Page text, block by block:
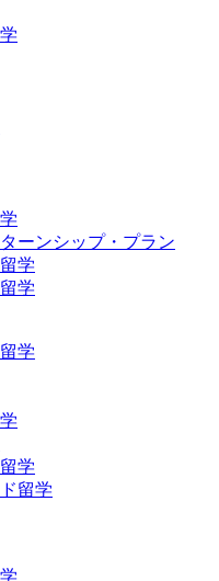
ーンシップ・プラン
学
学
学
学
留学